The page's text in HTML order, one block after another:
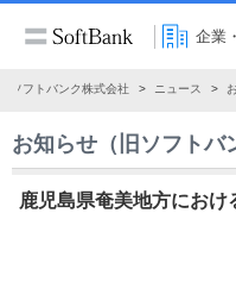
企業
ソフトバンク株式会社 ニュース
お知らせ（旧ソフトバ
鹿児島県奄美地方にお